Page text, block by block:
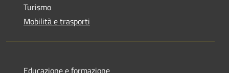
Turismo
Mobilità e trasporti
Educazione e formazione